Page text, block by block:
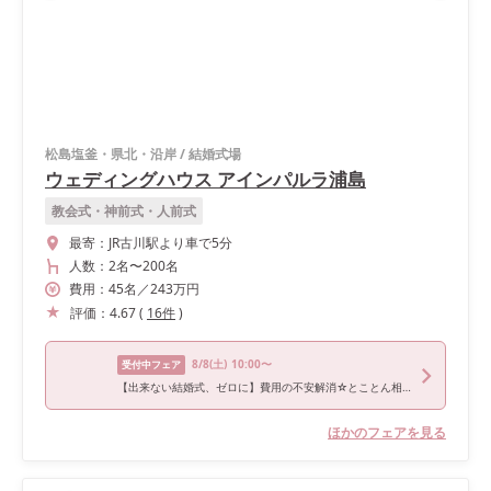
松島塩釜・県北・沿岸/結婚式場
ウェディングハウス アインパルラ浦島
教会式・神前式・人前式
最寄： JR古川駅より車で5分
人数： 2名〜200名
費用： 45名 ／243万円
評価： 4.67( 16件)
受付中フェア 8/8(土) 10:00〜
【出来ない結婚式、ゼロに】費用の不安解消☆とことん相談フェア
ほかのフェアを見る